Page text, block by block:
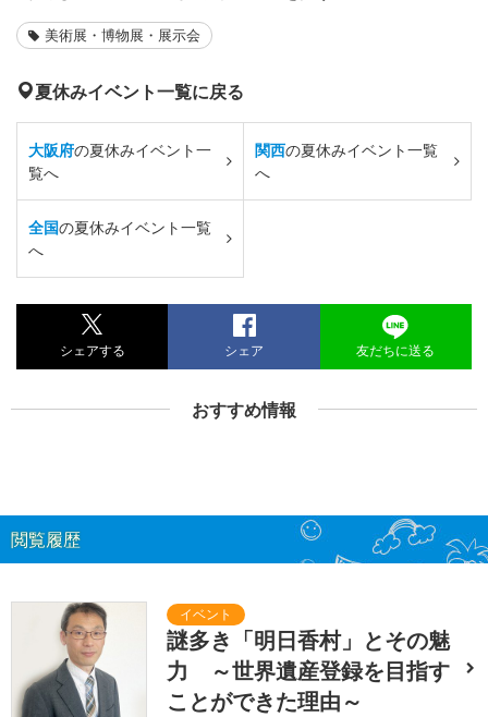
美術展・博物展・展示会
夏休みイベント一覧に戻る
大阪府の夏休みイベント一
覧へ
関西の夏休みイベント一覧
へ
全国の夏休みイベント一覧
へ
シェアする シェア 友だちに送る
おすすめ情報
閲覧履歴
謎多き「明日香村」とその魅
力 ～世界遺産登録を目指す
ことができた理由～